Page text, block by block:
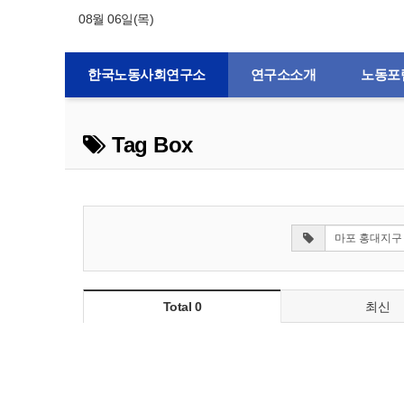
08월 06일(목)
한국노동사회연구소 연구소소개 노동포
Tag Box
Total 0 최신